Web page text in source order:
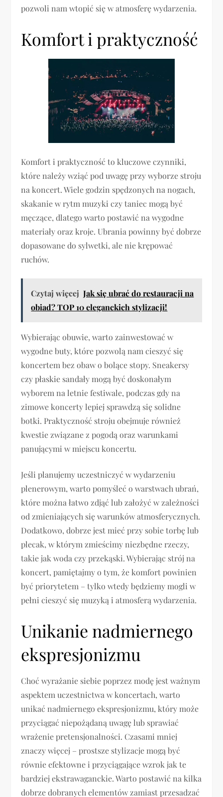
pozwoli nam wtopić się w atmosferę wydarzenia.
Komfort i praktyczność
Komfort i praktyczność to kluczowe czynniki,
które należy wziąć pod uwagę przy wyborze stroju
na koncert. Wiele godzin spędzonych na nogach,
skakanie w rytm muzyki czy taniec mogą być
męczące, dlatego warto postawić na wygodne
materiały oraz kroje. Ubrania powinny być dobrze
dopasowane do sylwetki, ale nie krępować
ruchów.
Czytaj więcej Jak się ubrać do restauracji na
obiad? TOP 10 eleganckich stylizacji!
Wybierając obuwie, warto zainwestować w
wygodne buty, które pozwolą nam cieszyć się
koncertem bez obaw o bolące stopy. Sneakersy
czy płaskie sandały mogą być doskonałym
wyborem na letnie festiwale, podczas gdy na
zimowe koncerty lepiej sprawdzą się solidne
botki. Praktyczność stroju obejmuje również
kwestie związane z pogodą oraz warunkami
panującymi w miejscu koncertu.
Jeśli planujemy uczestniczyć w wydarzeniu
plenerowym, warto pomyśleć o warstwach ubrań,
które można łatwo zdjąć lub założyć w zależności
od zmieniających się warunków atmosferycznych.
Dodatkowo, dobrze jest mieć przy sobie torbę lub
plecak, w którym zmieścimy niezbędne rzeczy,
takie jak woda czy przekąski. Wybierając strój na
koncert, pamiętajmy o tym, że komfort powinien
być priorytetem – tylko wtedy będziemy mogli w
pełni cieszyć się muzyką i atmosferą wydarzenia.
Unikanie nadmiernego
ekspresjonizmu
Choć wyrażanie siebie poprzez modę jest ważnym
aspektem uczestnictwa w koncertach, warto
unikać nadmiernego ekspresjonizmu, który może
przyciągać niepożądaną uwagę lub sprawiać
wrażenie pretensjonalności. Czasami mniej
znaczy więcej – prostsze stylizacje mogą być
równie efektowne i przyciągające wzrok jak te
bardziej ekstrawaganckie. Warto postawić na kilka
dobrze dobranych elementów zamiast przesadzać